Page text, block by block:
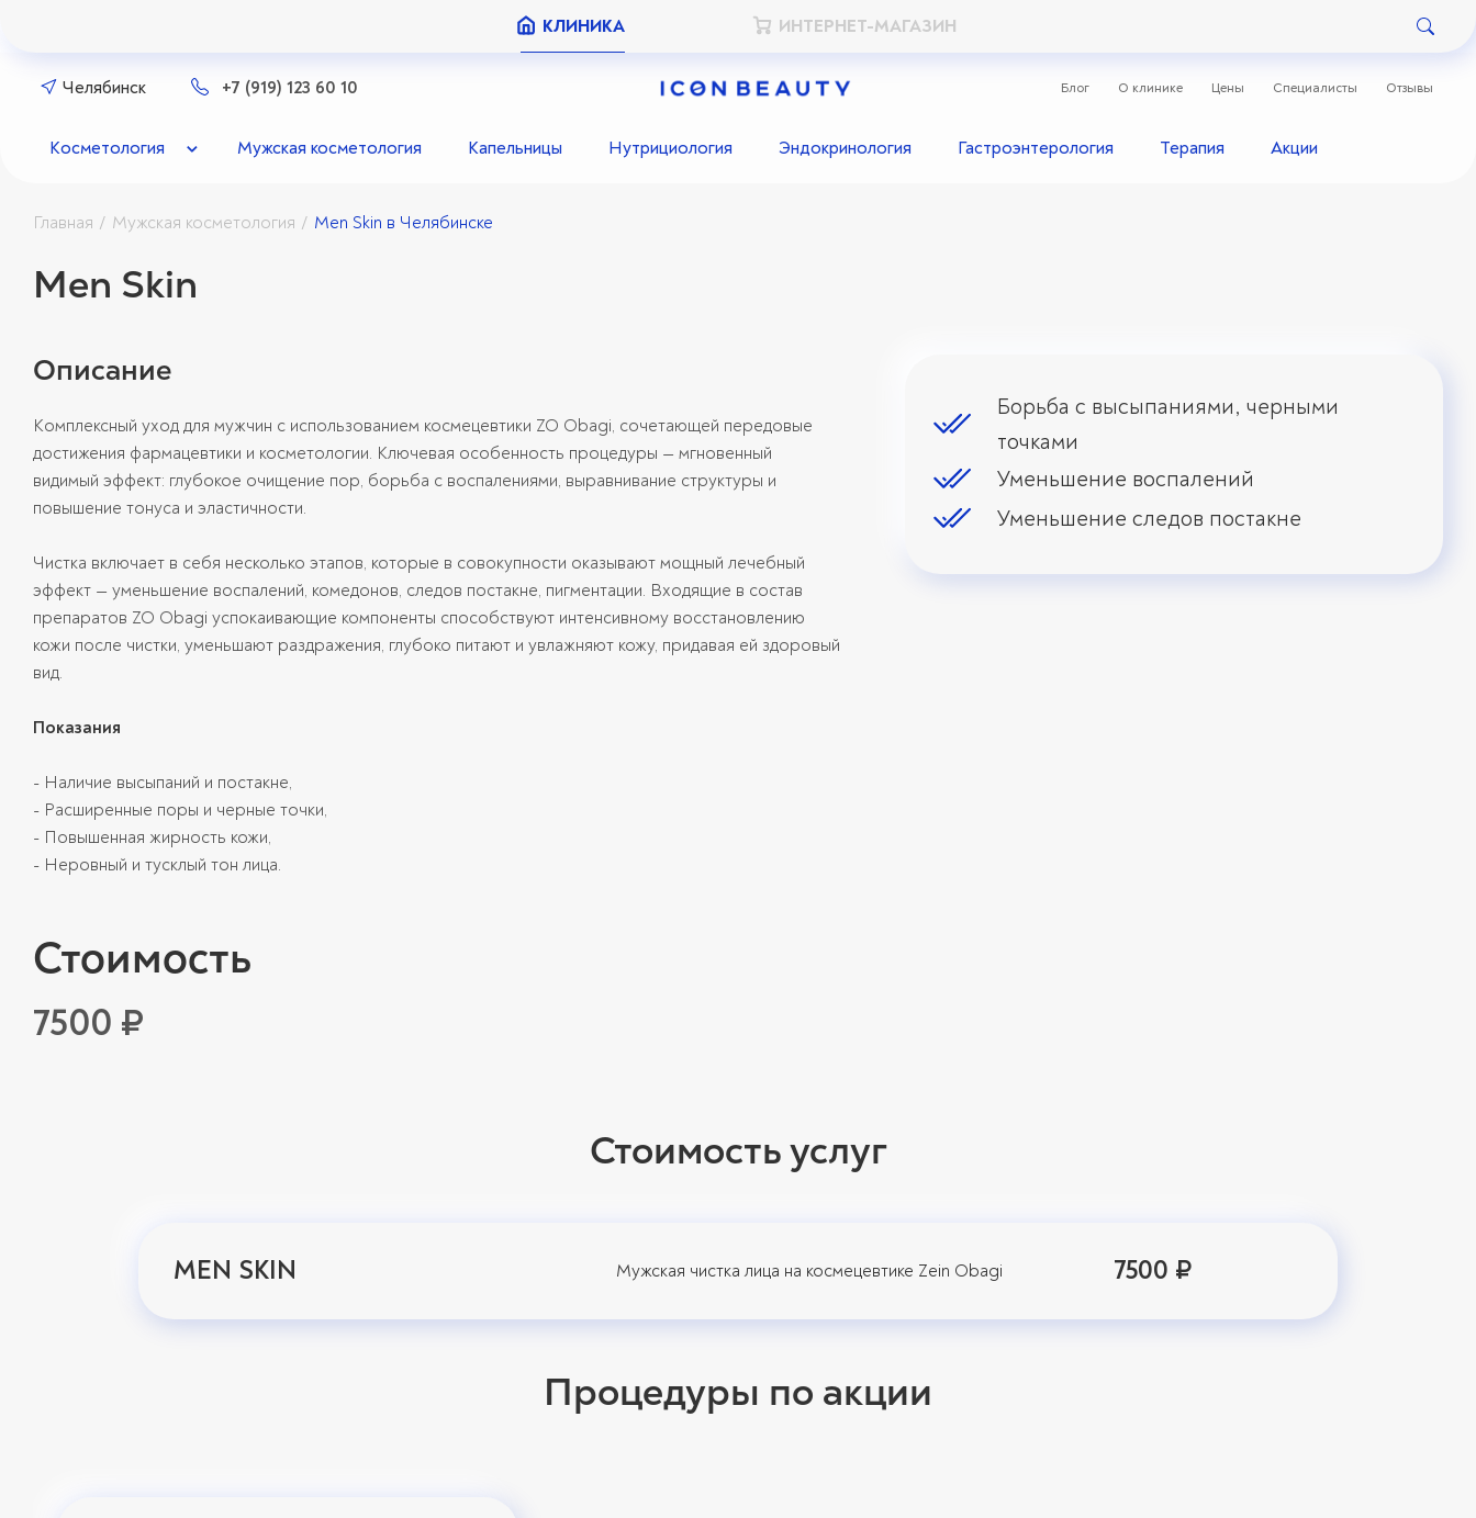
КЛИНИКА ИНТЕРНЕТ-МАГАЗИН
Челябинск +7 (919) 123 60 10 Блог О клинике Цены Специалисты Отзывы
Косметология Мужская косметология Капельницы Нутрициология Эндокринология Гастроэнтерология Терапия Акции
Главная / Мужская косметология / Men Skin в Челябинске
Men Skin
Описание
Комплексный уход для мужчин с использованием космецевтики ZO Obagi, сочетающей передовые
достижения фармацевтики и косметологии. Ключевая особенность процедуры — мгновенный
видимый эффект: глубокое очищение пор, борьба с воспалениями, выравнивание структуры и
повышение тонуса и эластичности.
Чистка включает в себя несколько этапов, которые в совокупности оказывают мощный лечебный
эффект — уменьшение воспалений, комедонов, следов постакне, пигментации. Входящие в состав
препаратов ZO Obagi успокаивающие компоненты способствуют интенсивному восстановлению
кожи после чистки, уменьшают раздражения, глубоко питают и увлажняют кожу, придавая ей здоровый
вид.
Показания
- Наличие высыпаний и постакне,
- Расширенные поры и черные точки,
- Повышенная жирность кожи,
- Неровный и тусклый тон лица.
Стоимость
7500 ₽
Борьба с высыпаниями, черными
точками
Уменьшение воспалений
Уменьшение следов постакне
Стоимость услуг
MEN SKIN Мужская чистка лица на космецевтике Zein Obagi 7500 ₽
Процедуры по акции